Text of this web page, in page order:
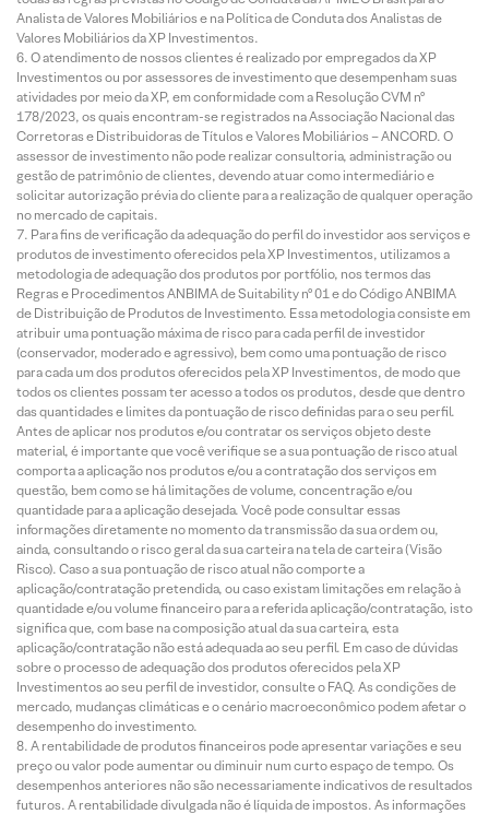
Analista de Valores Mobiliários e na Política de Conduta dos Analistas de
Valores Mobiliários da XP Investimentos.
O atendimento de nossos clientes é realizado por empregados da XP
Investimentos ou por assessores de investimento que desempenham suas
atividades por meio da XP, em conformidade com a Resolução CVM nº
178/2023, os quais encontram-se registrados na Associação Nacional das
Corretoras e Distribuidoras de Títulos e Valores Mobiliários – ANCORD. O
assessor de investimento não pode realizar consultoria, administração ou
gestão de patrimônio de clientes, devendo atuar como intermediário e
solicitar autorização prévia do cliente para a realização de qualquer operação
no mercado de capitais.
Para fins de verificação da adequação do perfil do investidor aos serviços e
produtos de investimento oferecidos pela XP Investimentos, utilizamos a
metodologia de adequação dos produtos por portfólio, nos termos das
Regras e Procedimentos ANBIMA de Suitability nº 01 e do Código ANBIMA
de Distribuição de Produtos de Investimento. Essa metodologia consiste em
atribuir uma pontuação máxima de risco para cada perfil de investidor
(conservador, moderado e agressivo), bem como uma pontuação de risco
para cada um dos produtos oferecidos pela XP Investimentos, de modo que
todos os clientes possam ter acesso a todos os produtos, desde que dentro
das quantidades e limites da pontuação de risco definidas para o seu perfil.
Antes de aplicar nos produtos e/ou contratar os serviços objeto deste
material, é importante que você verifique se a sua pontuação de risco atual
comporta a aplicação nos produtos e/ou a contratação dos serviços em
questão, bem como se há limitações de volume, concentração e/ou
quantidade para a aplicação desejada. Você pode consultar essas
informações diretamente no momento da transmissão da sua ordem ou,
ainda, consultando o risco geral da sua carteira na tela de carteira (Visão
Risco). Caso a sua pontuação de risco atual não comporte a
aplicação/contratação pretendida, ou caso existam limitações em relação à
quantidade e/ou volume financeiro para a referida aplicação/contratação, isto
significa que, com base na composição atual da sua carteira, esta
aplicação/contratação não está adequada ao seu perfil. Em caso de dúvidas
sobre o processo de adequação dos produtos oferecidos pela XP
Investimentos ao seu perfil de investidor, consulte o FAQ. As condições de
mercado, mudanças climáticas e o cenário macroeconômico podem afetar o
desempenho do investimento.
A rentabilidade de produtos financeiros pode apresentar variações e seu
preço ou valor pode aumentar ou diminuir num curto espaço de tempo. Os
desempenhos anteriores não são necessariamente indicativos de resultados
futuros. A rentabilidade divulgada não é líquida de impostos. As informações